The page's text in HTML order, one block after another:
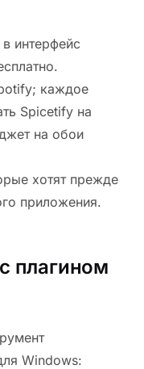
интерфейс
каждое
Spicetify на
на обои
хотят прежде
приложения.
плагином
Windows: